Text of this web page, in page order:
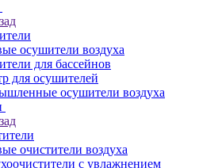
осушители воздуха
для бассейнов
для осушителей
осушители воздуха
очистители воздуха
с увлажнением